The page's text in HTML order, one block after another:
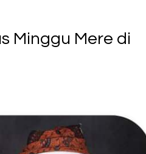
Minggu Mere di